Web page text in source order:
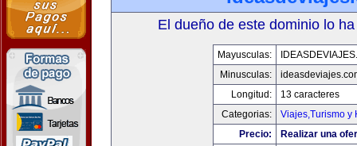
El dueño de este dominio lo
Mayusculas:
Minusculas:
Longitud:
13 caracteres
Categorias:
Viajes,Turismo y
Precio:
Realizar una